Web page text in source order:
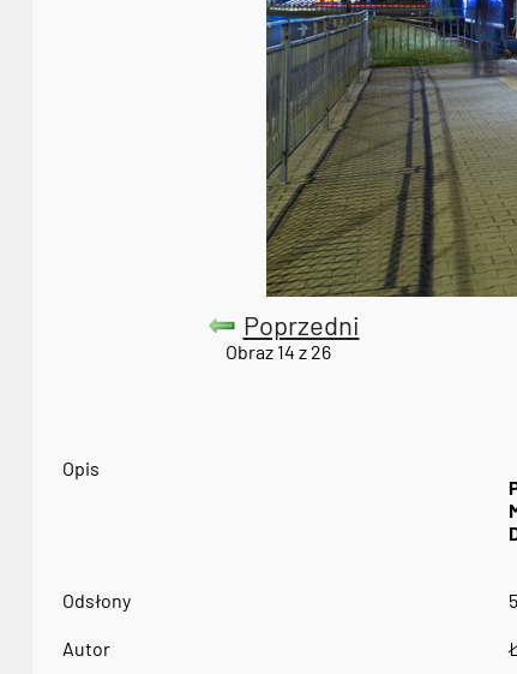
Poprzedni
Obraz 14 z 26
Opis
Odsłony
Autor